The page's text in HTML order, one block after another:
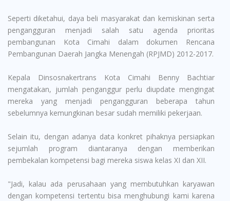
Seperti diketahui, daya beli masyarakat dan kemiskinan serta
pengangguran menjadi salah satu agenda prioritas
pembangunan Kota Cimahi dalam dokumen Rencana
Pembangunan Daerah Jangka Menengah (RPJMD) 2012-2017.
Kepala Dinsosnakertrans Kota Cimahi Benny Bachtiar
mengatakan, jumlah penganggur perlu diupdate mengingat
mereka yang menjadi pengangguran beberapa tahun
sebelumnya kemungkinan besar sudah memiliki pekerjaan.
Selain itu, dengan adanya data konkret pihaknya persiapkan
sejumlah program diantaranya dengan memberikan
pembekalan kompetensi bagi mereka siswa kelas XI dan XII.
"Jadi, kalau ada perusahaan yang membutuhkan karyawan
dengan kompetensi tertentu bisa menghubungi kami karena